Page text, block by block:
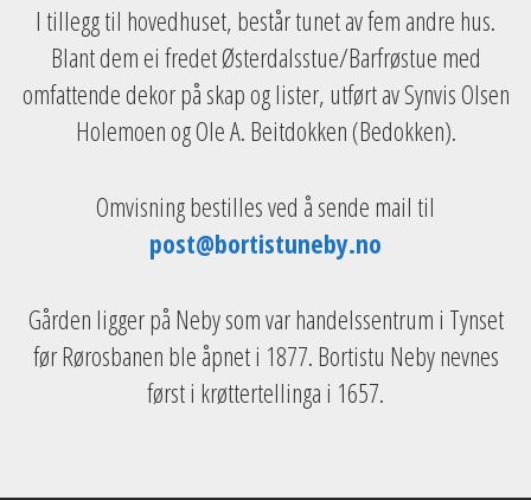
I tillegg til hovedhuset, består tunet av fem andre hus.
Blant dem ei fredet Østerdalsstue/Barfrøstue med
omfattende dekor på skap og lister, utført av Synvis Olsen
Holemoen og Ole A. Beitdokken (Bedokken).
Omvisning bestilles ved å sende mail til
post@bortistuneby.no
Gården ligger på Neby som var handelssentrum i Tynset
før Rørosbanen ble åpnet i 1877. Bortistu Neby nevnes
først i krøttertellinga i 1657.